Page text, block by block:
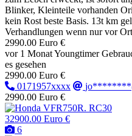
Blinker, Kleinteile vorhanden
kein Rost beste Basis. 13t km
Verhandlungen wenn nur vor
2990.00 Euro €
vor 1 MonatYoungtimer
es gesehen
2990.00 Euro €
0171957xxxx
2990.00 Euro €
32900.00 Euro €
6